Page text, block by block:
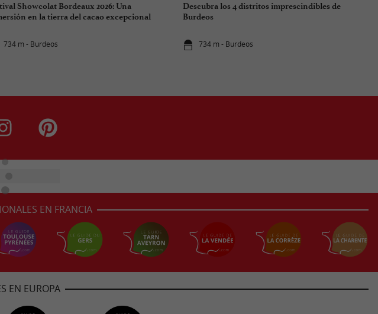
Showcolat Bordeaux 2026: Una
en la tierra del cacao excepcional
734 m - Burdeos
Descubra los 4 distritos imprescindibles de
Burdeos
734 m - Burdeos
EN FRANCIA
EN EUROPA